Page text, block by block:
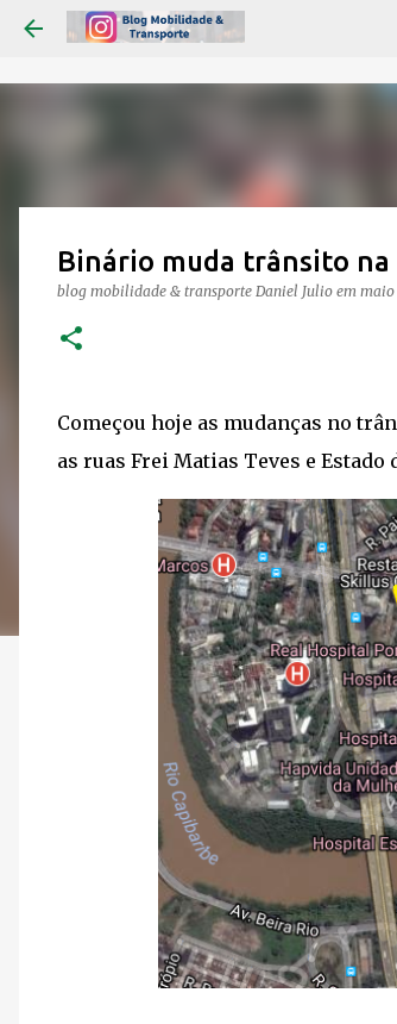
Binário muda trânsito
blog mobilidade & transporte Daniel Julio em maio
Começou hoje as mudanças no
as ruas Frei Matias Teves e Estado